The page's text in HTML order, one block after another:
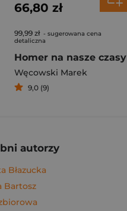
66,80 zł
99,99 zł - sugerowana cena
detaliczna
Homer na nasze czasy
Węcowski Marek
9,0 (9)
autorzy
Błazucka
Bartosz